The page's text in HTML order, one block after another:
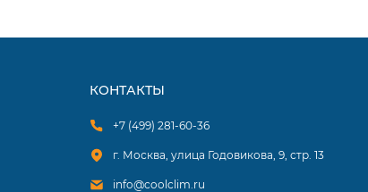
КОНТАКТЫ
+7 (499) 281-60-36
г. Москва, улица Годовикова, 9, стр. 13
info@coolclim.ru